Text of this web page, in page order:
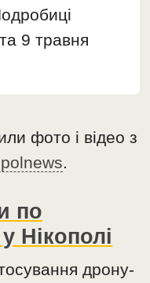
9 травня
фото і відео з
.
по
Нікополі
дрону-